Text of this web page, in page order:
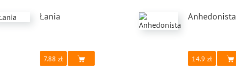
Łania
7.88
Anhedonista
14.9